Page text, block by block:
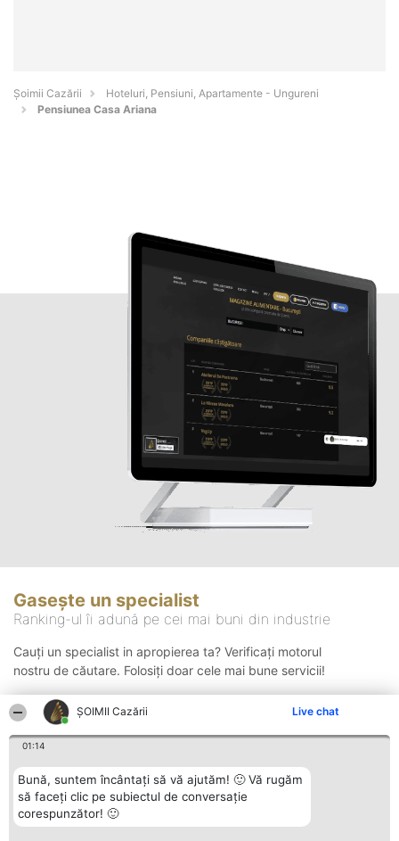
ȘOIMII Cazării Live chat
01:14
Bună, suntem încântați să vă ajutăm! 🙂 Vă rugăm
să faceți clic pe subiectul de conversație
corespunzător! 🙂
Șoimii Cazării
Hoteluri, Pensiuni, Apartamente - Ungureni
Pensiunea Casa Ariana
Gasește un specialist
Ranking-ul îi adună pe cei mai buni din industrie
Cauți un specialist in apropierea ta? Verificați motorul
nostru de căutare. Folosiți doar cele mai bune servicii!